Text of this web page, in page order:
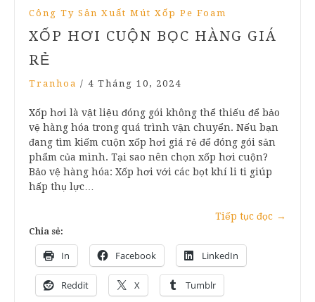
Công Ty Sản Xuất Mút Xốp Pe Foam
XỐP HƠI CUỘN BỌC HÀNG GIÁ
RẺ
Tranhoa / 4 Tháng 10, 2024
Xốp hơi là vật liệu đóng gói không thể thiếu để bảo
vệ hàng hóa trong quá trình vận chuyển. Nếu bạn
đang tìm kiếm cuộn xốp hơi giá rẻ để đóng gói sản
phẩm của mình. Tại sao nên chọn xốp hơi cuộn?
Bảo vệ hàng hóa: Xốp hơi với các bọt khí li ti giúp
hấp thụ lực…
Tiếp tục đọc →
Chia sẻ:
In Facebook LinkedIn
Reddit X Tumblr